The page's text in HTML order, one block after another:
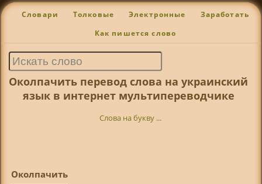
Словари Толковые Электронные Заработать
Как пишется слово
Околпачить перевод слова на украинский
язык в интернет мультипереводчике
Слова на букву ...
Околпачить